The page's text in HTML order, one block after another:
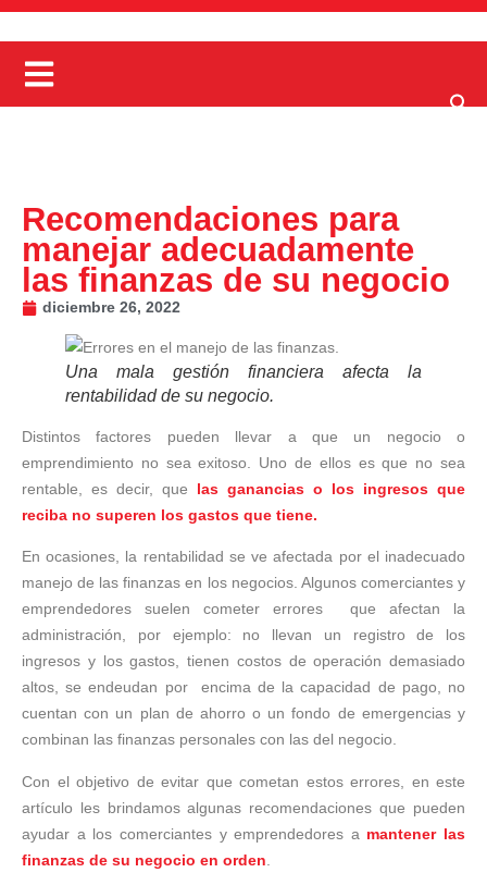
Recomendaciones para
manejar adecuadamente
las finanzas de su negocio
diciembre 26, 2022
Una mala gestión financiera afecta la
rentabilidad de su negocio.
Distintos factores pueden llevar a que un negocio o
emprendimiento no sea exitoso. Uno de ellos es que no sea
rentable, es decir, que las ganancias o los ingresos que
reciba no superen los gastos que tiene.
En ocasiones, la rentabilidad se ve afectada por el inadecuado
manejo de las finanzas en los negocios. Algunos comerciantes y
emprendedores suelen cometer errores que afectan la
administración, por ejemplo: no llevan un registro de los
ingresos y los gastos, tienen costos de operación demasiado
altos, se endeudan por encima de la capacidad de pago, no
cuentan con un plan de ahorro o un fondo de emergencias y
combinan las finanzas personales con las del negocio.
Con el objetivo de evitar que cometan estos errores, en este
artículo les brindamos algunas recomendaciones que pueden
ayudar a los comerciantes y emprendedores a mantener las
finanzas de su negocio en orden